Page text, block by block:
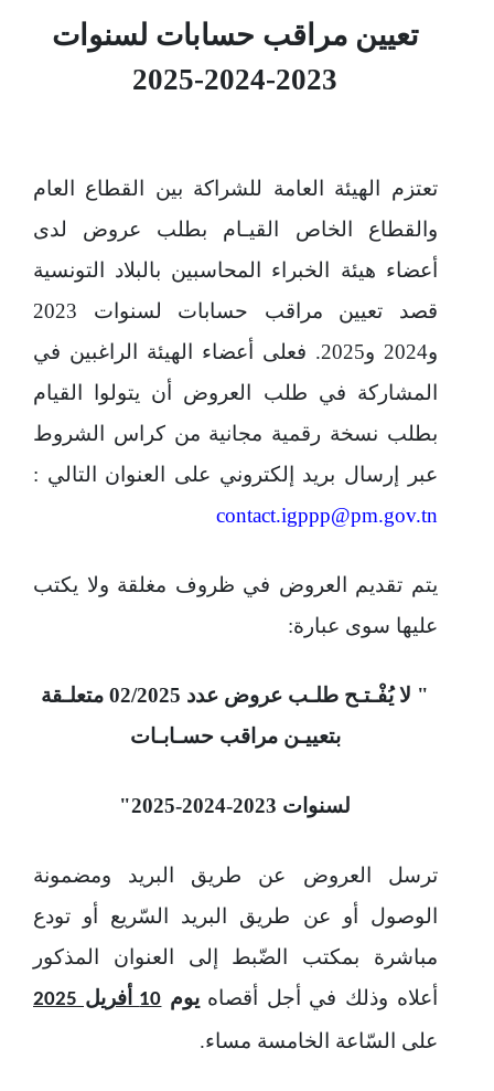
تعيين مراقب حسابات لسنوات
2023-2024-2025
تعتزم الهيئة العامة للشراكة بين القطاع العام
والقطاع الخاص القيـام بطلب عروض لدى
أعضاء هيئة الخبراء المحاسبين بالبلاد التونسية
قصد تعيين مراقب حسابات لسنوات 2023
و2024 و2025. فعلى أعضاء الهيئة الراغبين في
المشاركة في طلب العروض أن يتولوا القيام
بطلب نسخة رقمية مجانية من كراس الشروط
عبر إرسال بريد إلكتروني على العنوان التالي :
contact.igppp@pm.gov.tn
يتم تقديم العروض في ظروف مغلقة ولا يكتب
عليها سوى عبارة:
" لا يُفْـتـح طلـب عروض عدد 02/2025 متعلـقة
بتعييـن مراقب حسـابـات
لسنوات 2023-2024-2025"
ترسل العروض عن طريق البريد ومضمونة
الوصول أو عن طريق البريد السّريع أو تودع
مباشرة بمكتب الضّبط إلى العنوان المذكور
أعلاه وذلك في أجل أقصاه يوم 10 أفريل 2025
على السّاعة الخامسة مساء.